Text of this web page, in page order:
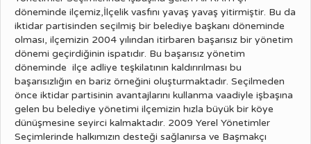
döneminde ilçemiz,İlçelik vasfını yavaş yavaş yitirmiştir. Bu da
iktidar partisinden seçilmiş bir belediye başkanı döneminde
olması, ilçemizin 2004 yılından itirbaren başarısız bir yönetim
dönemi geçirdiğinin ispatıdır. Bu başarısız yönetim
döneminde ilçe adliye teşkilatının kaldırırılması bu
başarısızlığın en bariz örneğini oluşturmaktadır. Seçilmeden
önce iktidar partisinin avantajlarını kullanma vaadiyle işbaşına
gelen bu belediye yönetimi ilçemizin hızla büyük bir köye
dünüşmesine seyirci kalmaktadır. 2009 Yerel Yönetimler
Seçimlerinde halkımızın desteği sağlanırsa ve Başmakçı